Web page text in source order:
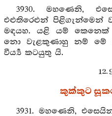
3930. මහණෙනි,
එළුතිරෙළුන් පිළිගැන්මෙන්
මඳයහ. යළි යම් කෙනෙක්
නො වැළකුණාහු නම් මේ
වීර්‍ය්‍ය කටයුතු යි.
12.
කුක්කුට
3931. මහණෙනි,